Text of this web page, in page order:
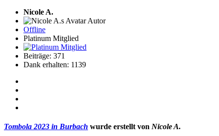
Nicole A.
Autor
Offline
Platinum Mitglied
Beiträge: 371
Dank erhalten: 1139
Tombola 2023 in Burbach wurde erstellt von Nicole A.